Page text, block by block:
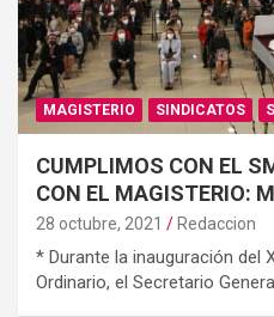
MAGISTERIO SINDICATOS
CUMPLIMOS CON EL
CON EL MAGISTERIO:
28 octubre, 2021 Redaccion
* Durante la inauguración del
Ordinario, el Secretario